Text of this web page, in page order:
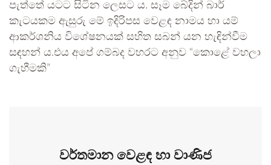
පැත්තේ යටට සිටින ලෙසට ය. සෑම බේදින් බාර්
කැටයකම ඇසුරු මේ ඉදිරිපස වෙළඳ නාමය හා යම්
ආකර්ශනිය විශේෂනයක් සහිත සබන් යන හැඳින්වීම
සඳහන්‍ ය.එය අපේ ගම්බද වහරට අනුව “කොළේ වහලා
ගැහීමකි”
වර්තමාන වෙළඳ හා වාණිජ